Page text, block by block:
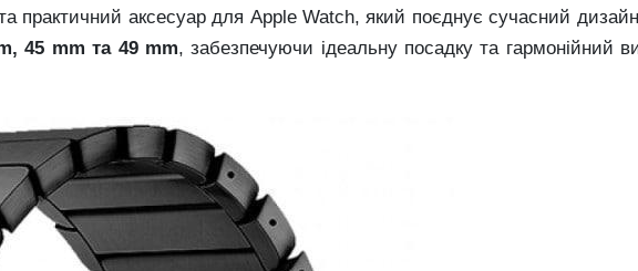
практичний аксесуар для Apple Watch, який поєднує сучасний дизайн
45 mm та 49 mm, забезпечуючи ідеальну посадку та гармонійний